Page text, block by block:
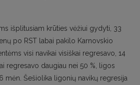
išplitusiam krūties vėžiui gydyti, 33
po RST labai pakilo Karnovskio
visi navikai visiškai regresavo, 14
regresavo daugiau nei 50 %, ligos
mėn. Šešiolika ligonių navikų regresija